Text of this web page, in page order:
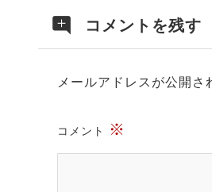
コメントを残す
メールアドレスが公開さ
コメント ※